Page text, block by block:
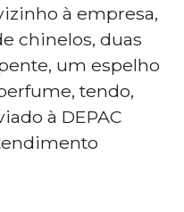
à empresa,
chinelos, duas
um espelho
tendo,
à DEPAC